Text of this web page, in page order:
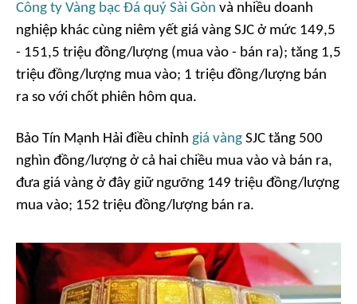
Công ty Vàng bạc Đá quý Sài Gòn và nhiều doanh
nghiệp khác cùng niêm yết giá vàng SJC ở mức 149,5
- 151,5 triệu đồng/lượng (mua vào - bán ra); tăng 1,5
triệu đồng/lượng mua vào; 1 triệu đồng/lượng bán
ra so với chốt phiên hôm qua.
Bảo Tín Mạnh Hải điều chỉnh giá vàng SJC tăng 500
nghìn đồng/lượng ở cả hai chiều mua vào và bán ra,
đưa giá vàng ở đây giữ ngưỡng 149 triệu đồng/lượng
mua vào; 152 triệu đồng/lượng bán ra.